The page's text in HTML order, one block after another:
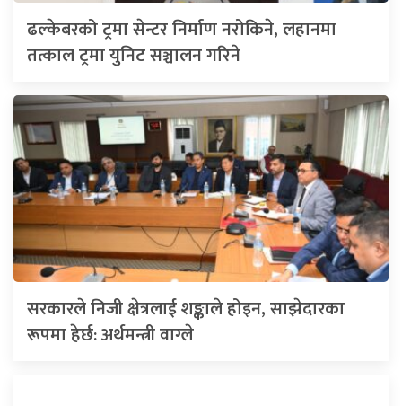
ढल्केबरको ट्रमा सेन्टर निर्माण नरोकिने, लहानमा
तत्काल ट्रमा युनिट सञ्चालन गरिने
सरकारले निजी क्षेत्रलाई शङ्काले होइन, साझेदारका
रूपमा हेर्छ: अर्थमन्त्री वाग्ले